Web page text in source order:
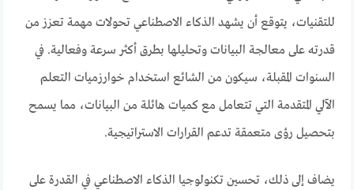
للتقنيات، يتوقع أن يشهد الذكاء الاصطناعي تحولات مهمة تعزز من
قدرته على معالجة البيانات وتحليلها بطرق أكثر سرعة وفعالية. في
السنوات المقبلة، سيكون من الشائع استخدام خوارزميات التعلم
الآلي المتقدمة التي تتعامل مع كميات هائلة من البيانات، مما يسمح
بتحصيل رؤى متعمقة تدعم القرارات الاستراتيجية.
يضاف إلى ذلك، تحسين تكنولوجيا الذكاء الاصطناعي في القدرة على